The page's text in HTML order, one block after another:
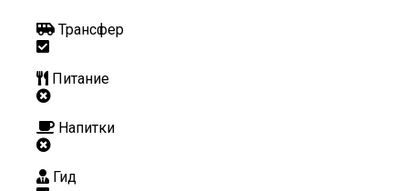
Трансфер
Питание
Напитки
Гид